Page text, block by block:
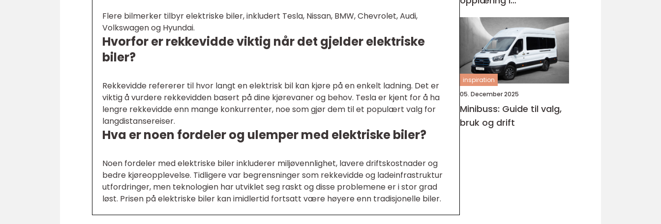
Flere bilmerker tilbyr elektriske biler, inkludert Tesla, Nissan, BMW, Chevrolet, Audi,
Volkswagen og Hyundai.
Hvorfor er rekkevidde viktig når det gjelder elektriske
biler?
Rekkevidde refererer til hvor langt en elektrisk bil kan kjøre på en enkelt ladning. Det er
viktig å vurdere rekkevidden basert på dine kjørevaner og behov. Tesla er kjent for å ha
lengre rekkevidde enn mange konkurrenter, noe som gjør dem til et populært valg for
langdistansereiser.
Hva er noen fordeler og ulemper med elektriske biler?
Noen fordeler med elektriske biler inkluderer miljøvennlighet, lavere driftskostnader og
bedre kjøreopplevelse. Tidligere var begrensninger som rekkevidde og ladeinfrastruktur
utfordringer, men teknologien har utviklet seg raskt og disse problemene er i stor grad
løst. Prisen på elektriske biler kan imidlertid fortsatt være høyere enn tradisjonelle biler.
Bjørnafjorden
inspiration
05. December 2025
Minibuss: Guide til valg,
bruk og drift